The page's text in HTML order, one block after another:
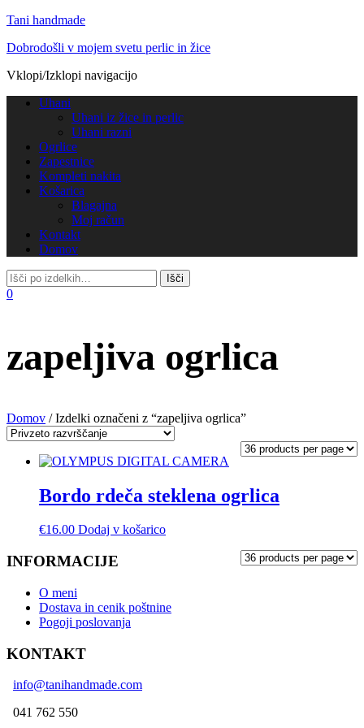
Tani handmade
Dobrodošli v mojem svetu perlic in žice
Vklopi/Izklopi navigacijo
Uhani
Uhani iz žice in perlic
Uhani razni
Ogrlice
Zapestnice
Kompleti nakita
Košarica
Blagajna
Moj račun
Kontakt
Domov
0
zapeljiva ogrlica
Domov / Izdelki označeni z “zapeljiva ogrlica”
Bordo rdeča steklena ogrlica
€16.00 Dodaj v košarico
INFORMACIJE
O meni
Dostava in cenik poštnine
Pogoji poslovanja
KONTAKT
info@tanihandmade.com
041 762 550